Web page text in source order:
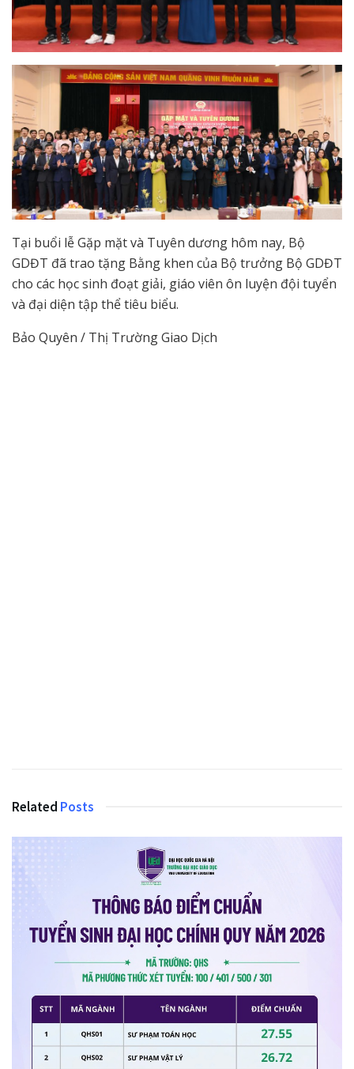
Tại buổi lễ Gặp mặt và Tuyên dương hôm nay, Bộ
GDĐT đã trao tặng Bằng khen của Bộ trưởng Bộ GDĐT
cho các học sinh đoạt giải, giáo viên ôn luyện đội tuyển
và đại diện tập thể tiêu biểu.
Bảo Quyên / Thị Trường Giao Dịch
Related Posts